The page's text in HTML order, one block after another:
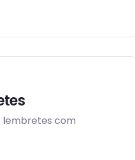
lembretes com